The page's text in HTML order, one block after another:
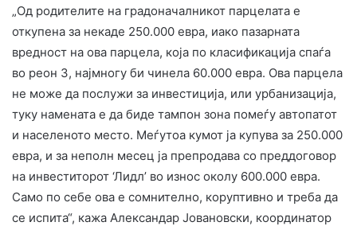
„Од родителите на градоначалникот парцелата е
откупена за некаде 250.000 евра, иако пазарната
вредност на ова парцела, која по класификација спаѓа
во реон 3, најмногу би чинела 60.000 евра. Ова парцела
не може да послужи за инвестиција, или урбанизација,
туку намената е да биде тампон зона помеѓу автопатот
и населеното место. Меѓутоа кумот ја купува за 250.000
евра, и за неполн месец ја препродава со преддоговор
на инвеститорот ‘Лидл’ во износ околу 600.000 евра.
Само по себе ова е сомнително, коруптивно и треба да
се испита“, кажа Александар Јовановски, координатор